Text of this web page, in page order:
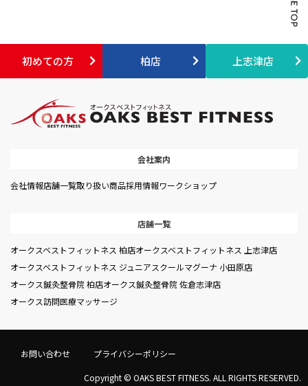
初めての方 柏店 上志津店
会社案内
会社情報店舗一覧取り扱い商品採用情報ワークショップ
店舗一覧
オークスベストフィットネス 柏店オークスベストフィットネス 上志津店
オークスベストフィットネス ジュニアスクールマグーナ 小田原店
オークス鍼灸整骨院 柏店オークス鍼灸整骨院 佐倉志津店
オークス訪問医療マッサージ
お問い合わせ プライバシーポリシー
Copyright © OAKS BEST FITNESS. ALL RIGHTS RESERVED.